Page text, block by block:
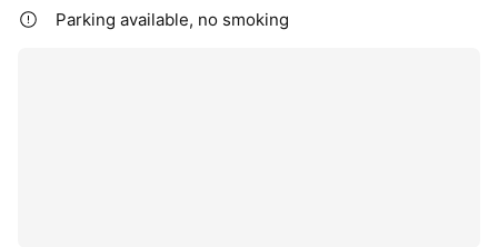
Parking available, no smoking